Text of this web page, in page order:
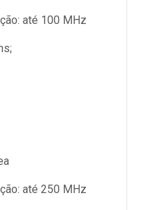
até 100 MHz
até 250 MHz